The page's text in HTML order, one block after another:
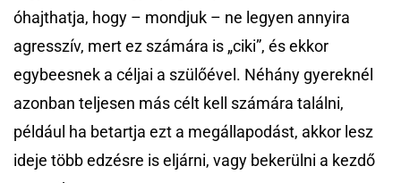
óhajthatja, hogy – mondjuk – ne legyen annyira
agresszív, mert ez számára is „ciki”, és ekkor
egybeesnek a céljai a szülőével. Néhány gyereknél
azonban teljesen más célt kell számára találni,
például ha betartja ezt a megállapodást, akkor lesz
ideje több edzésre is eljárni, vagy bekerülni a kezdő